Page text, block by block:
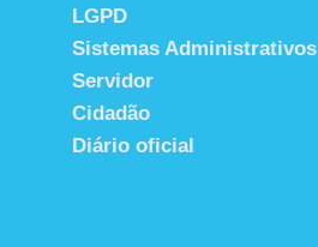
LGPD
Sistemas Administrativos
Servidor
Cidadão
Diário oficial